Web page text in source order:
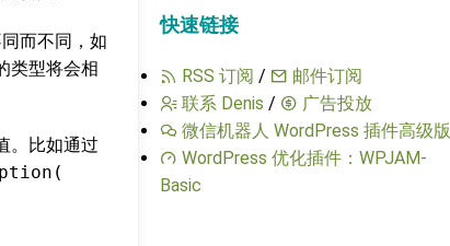
而不同，如
类型将会相
。比如通过
快速链接
RSS 订阅 /
邮件订阅
联系 Denis /
广告投放
微信机器人 WordPress 插件高级版
WordPress 优化插件：WPJAM-
Basic